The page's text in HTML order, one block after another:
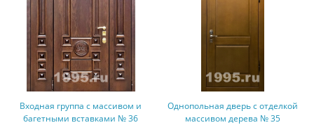
Входная группа с массивом и
багетными вставками № 36
Однопольная дверь с отделкой
массивом дерева № 35